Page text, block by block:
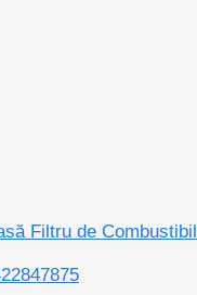
Filtru de Combustibil